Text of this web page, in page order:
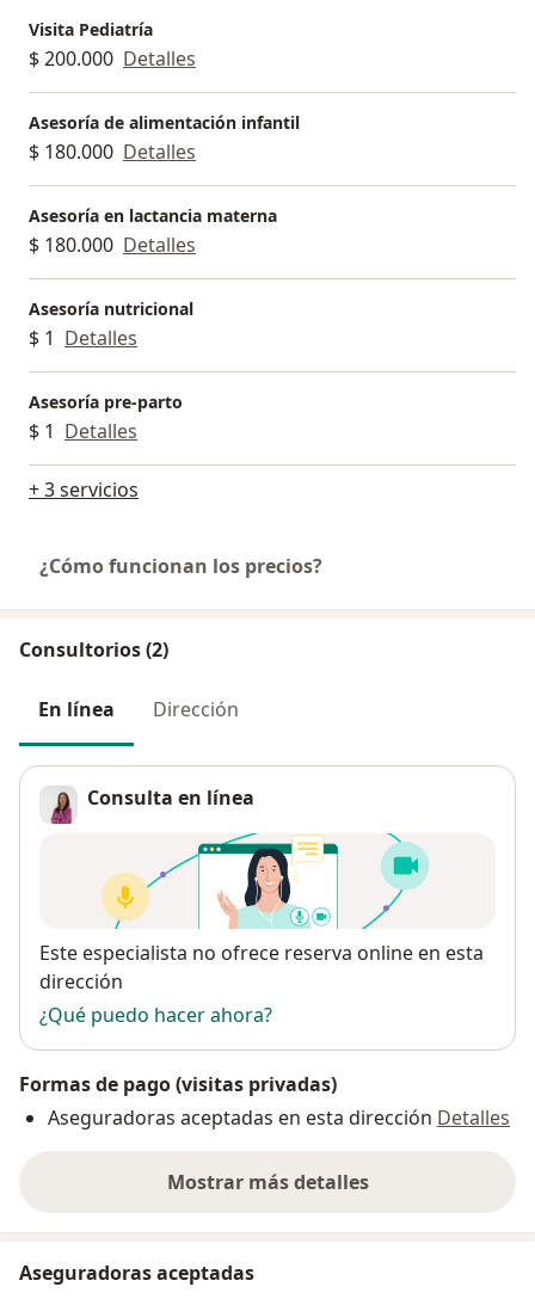
Visita Pediatría
$ 200.000 Detalles
Asesoría de alimentación infantil
$ 180.000 Detalles
Asesoría en lactancia materna
$ 180.000 Detalles
Asesoría nutricional
$ 1 Detalles
Asesoría pre-parto
$ 1 Detalles
+ 3 servicios
¿Cómo funcionan los precios?
Consultorios (2)
En línea Dirección
Consulta en línea
Disponibilidad
Este especialista no ofrece reserva online en esta
dirección
¿Qué puedo hacer ahora?
Formas de pago (visitas privadas)
Aseguradoras aceptadas en esta dirección Detalles
Mostrar más detalles
sobre la dirección
Aseguradoras aceptadas